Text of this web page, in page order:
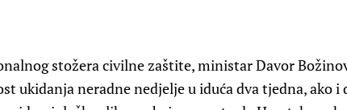
stožera civilne zaštite, ministar Davor
ukidanja neradne nedjelje u iduća dva tjedna, ako i